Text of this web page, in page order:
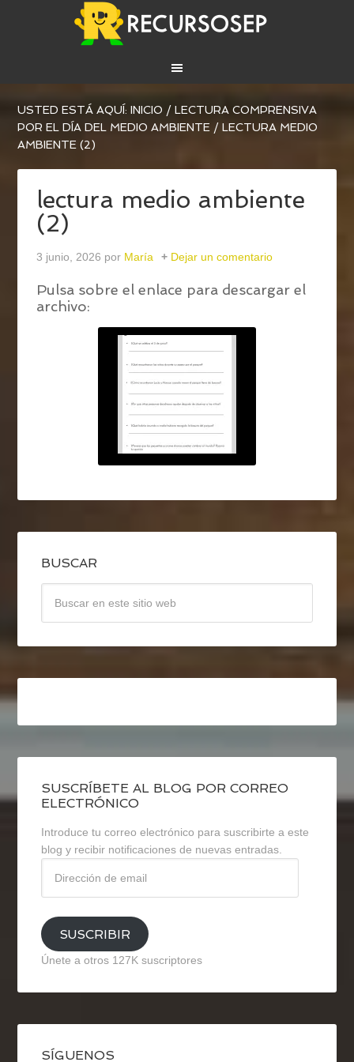
USTED ESTÁ AQUÍ:INICIO / LECTURA COMPRENSIVA
POR EL DÍA DEL MEDIO AMBIENTE / LECTURA MEDIO
AMBIENTE (2)
lectura medio ambiente
(2)
3 junio, 2026 por María Dejar un comentario
Pulsa sobre el enlace para descargar el
archivo:
BUSCAR
SUSCRÍBETE AL BLOG POR CORREO
ELECTRÓNICO
Introduce tu correo electrónico para suscribirte a este
blog y recibir notificaciones de nuevas entradas.
email
SUSCRIBIR
Únete a otros 127K suscriptores
SÍGUENOS